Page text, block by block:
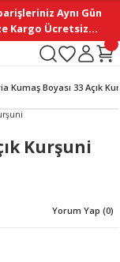
Aynı Gün
Kargo Ücretsiz...
Kumaş Boyası 33 Açık
Kurşuni
Yorum Yap (0)